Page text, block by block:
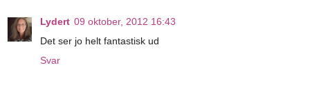
Lydert 09 oktober, 2012 16:43
Det ser jo helt fantastisk ud
Svar